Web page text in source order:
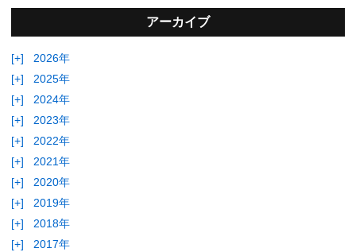
アーカイブ
[+]
2026年
[+]
2025年
[+]
2024年
[+]
2023年
[+]
2022年
[+]
2021年
[+]
2020年
[+]
2019年
[+]
2018年
[+]
2017年